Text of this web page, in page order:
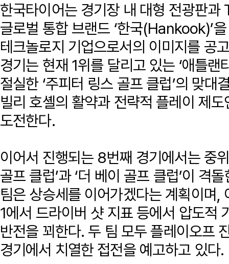
한국타이어는 경기장 내 대형 전광판
글로벌 통합 브랜드 ‘한국(Hankook)’
테크놀로지 기업으로서의 이미지를 공
경기는 현재 1위를 달리고 있는 ‘애틀
절실한 ‘주피터 링스 골프 클럽’의 맞
빌리 호셸의 활약과 전략적 플레이 제도
도전한다.
이어서 진행되는 8번째 경기에서는 중
골프 클럽’과 ‘더 베이 골프 클럽’이 격
팀은 상승세를 이어가겠다는 계획이며
1에서 드라이버 샷 지표 등에서 압도적
반전을 꾀한다. 두 팀 모두 플레이오프
경기에서 치열한 접전을 예고하고 있다.